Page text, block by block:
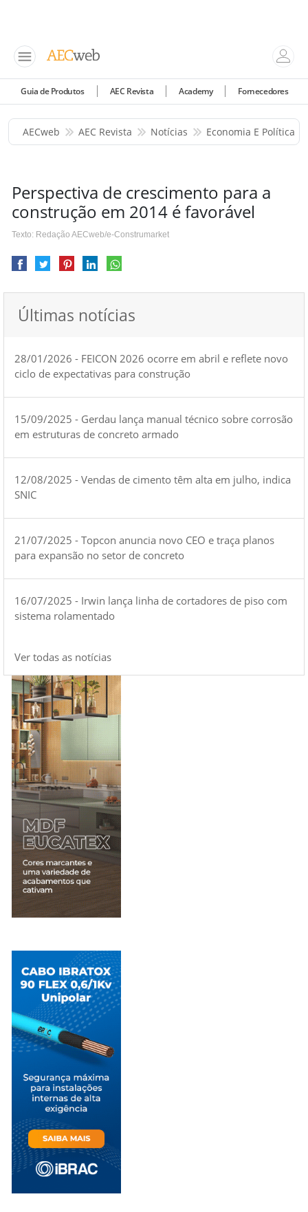
Guia de Produtos AEC Revista Academy Fornecedores
AECweb AEC Revista Notícias Economia E Política
Perspectiva de crescimento para a
construção em 2014 é favorável
Texto: Redação AECweb/e-Construmarket
Últimas notícias
28/01/2026 - FEICON 2026 ocorre em abril e reflete novo
ciclo de expectativas para construção
15/09/2025 - Gerdau lança manual técnico sobre corrosão
em estruturas de concreto armado
12/08/2025 - Vendas de cimento têm alta em julho, indica
SNIC
21/07/2025 - Topcon anuncia novo CEO e traça planos
para expansão no setor de concreto
16/07/2025 - Irwin lança linha de cortadores de piso com
sistema rolamentado
Ver todas as notícias